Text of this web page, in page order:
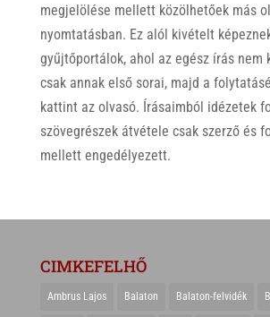
megjelölése mellett közölhetőek más
nyomtatásban. Ez alól kivételt
gyűjtőportálok, ahol az egész írás nem
csak annak első sorai, majd a
kattint az olvasó. Írásaimból idézetek
szövegrészek átvétele csak szerző és
mellett engedélyezett.
CIMKEFELHŐ
Ambrus Lajos Balaton Balaton-felvidék